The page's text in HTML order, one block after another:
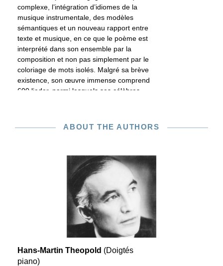
complexe, l’intégration d’idiomes de la
musique instrumentale, des modèles
sémantiques et un nouveau rapport entre
texte et musique, en ce que le poème est
interprété dans son ensemble par la
composition et non pas simplement par le
coloriage de mots isolés. Malgré sa brève
existence, son œuvre immense comprend
600 lieder, parmi lesquels ses célèbres
sonates inachevées et autres
compositions pour piano, des danses pour
piano et œuvres pour piano à quatre
mains; 6 messes et autres compositions
spirituelles; de nombreuses pièces pour
chœur ou ensembles vocaux, avant tout
pour voix d’hommes. Bien qu’il ait aussi
contribué au genre du théâtre musical et
que ses amis lui aient prédit une carrière
de compositeur d’opéra, seuls deux de
ABOUT THE AUTHORS
Hans-Martin Theopold (Doigtés
piano)